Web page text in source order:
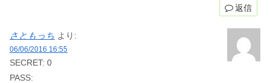
返信
さともっち より:
06/06/2016 16:55
SECRET: 0
PASS: